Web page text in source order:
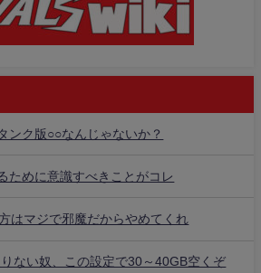
ンク版○○なんじゃないか？
ために意識すべきことがコレ
はマジで邪魔だからやめてくれ
りない奴、この設定で30～40GB空くぞ